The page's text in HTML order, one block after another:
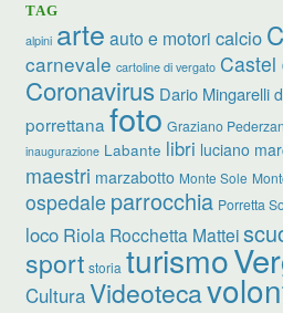
TAG
alpini arte auto e motori calcio
carnevale cartoline di vergato Castel
Coronavirus Dario Mingarelli
porrettana foto Graziano
inaugurazione Labante libri luciano
maestri marzabotto Monte Sole
ospedale parrocchia Porretta
loco Riola Rocchetta Mattei
sport storia turismo
CulturaVideoteca